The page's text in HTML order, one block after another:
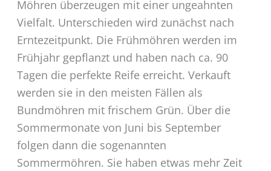
Möhren überzeugen mit einer ungeahnten
Vielfalt. Unterschieden wird zunächst nach
Erntezeitpunkt. Die Frühmöhren werden im
Frühjahr gepflanzt und haben nach ca. 90
Tagen die perfekte Reife erreicht. Verkauft
werden sie in den meisten Fällen als
Bundmöhren mit frischem Grün. Über die
Sommermonate von Juni bis September
folgen dann die sogenannten
Sommermöhren. Sie haben etwas mehr Zeit